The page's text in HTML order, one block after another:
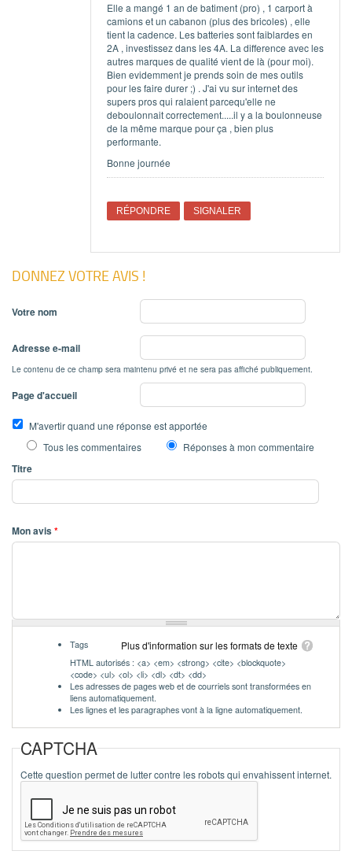
Elle a mangé 1 an de batiment (pro) , 1 carport à
camions et un cabanon (plus des bricoles) , elle
tient la cadence. Les batteries sont faiblardes en
2A , investissez dans les 4A. La difference avec les
autres marques de qualité vient de là (pour moi).
Bien evidemment je prends soin de mes outils
pour les faire durer ;) . J'ai vu sur internet des
supers pros qui ralaient parcequ'elle ne
deboulonnait correctement.....il y a la boulonneuse
de la même marque pour ça , bien plus
performante.
Bonne journée
RÉPONDRE SIGNALER
DONNEZ VOTRE AVIS !
Votre nom
Adresse e-mail
Le contenu de ce champ sera maintenu privé et ne sera pas affiché publiquement.
Page d'accueil
M'avertir quand une réponse est apportée
Tous les commentaires
Réponses à mon commentaire
Titre
Mon avis*
Plus d'information sur les formats de texte
Tags
HTML autorisés : <a> <em> <strong> <cite> <blockquote>
<code> <ul> <ol> <li> <dl> <dt> <dd>
Les adresses de pages web et de courriels sont transformées en
liens automatiquement.
Les lignes et les paragraphes vont à la ligne automatiquement.
CAPTCHA
Cette question permet de lutter contre les robots qui envahissent internet.